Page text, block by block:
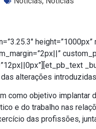
alterações
como objetivo implantar
e do trabalho nas
das profissões,